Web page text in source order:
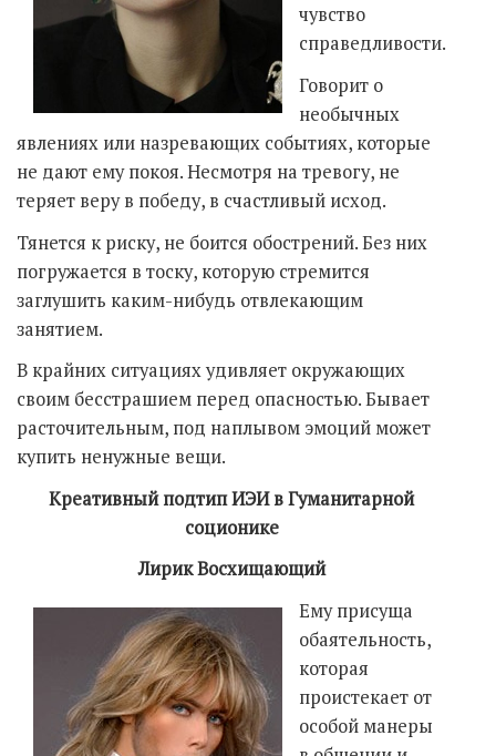
чувство
справедливости.
Говорит о
необычных
явлениях или назревающих событиях, которые
не дают ему покоя. Несмотря на тревогу, не
теряет веру в победу, в счастливый исход.
Тянется к риску, не боится обострений. Без них
погружается в тоску, которую стремится
заглушить каким-нибудь отвлекающим
занятием.
В крайних ситуациях удивляет окружающих
своим бесстрашием перед опасностью. Бывает
расточительным, под наплывом эмоций может
купить ненужные вещи.
Креативный подтип ИЭИ в Гуманитарной
соционике
Лирик Восхищающий
Ему присуща
обаятельность,
которая
проистекает от
особой манеры